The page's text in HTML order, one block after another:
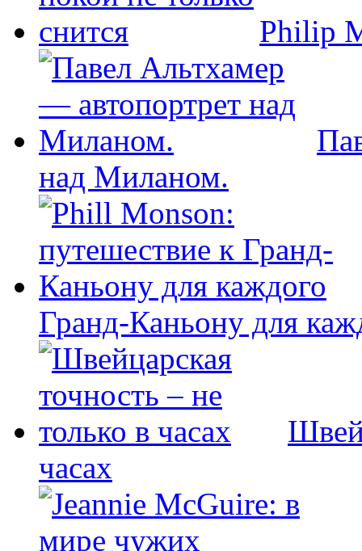
Philip
над Миланом.
Гранд-Каньону для
часах